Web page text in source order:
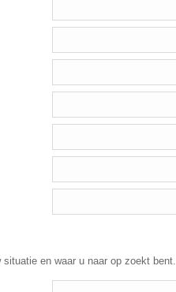
en waar u naar op zoekt bent.